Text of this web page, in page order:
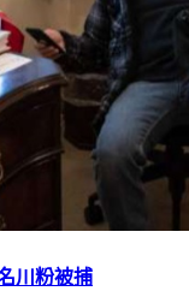
川粉被捕